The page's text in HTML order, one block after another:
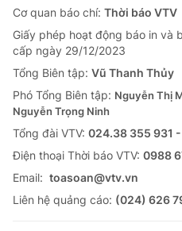
Cơ quan báo chí: Thời báo VTV
Giấy phép hoạt động báo in và
cấp ngày 29/12/2023
Tổng Biên tập: Vũ Thanh Thủy
Phó Tổng Biên tập: Nguyễn Thị
Nguyễn Trọng Ninh
Tổng đài VTV: 024.38 355 931
Ðiện thoại Thời báo VTV: 0988
Email: toasoan@vtv.vn
Liên hệ quảng cáo: (024) 626